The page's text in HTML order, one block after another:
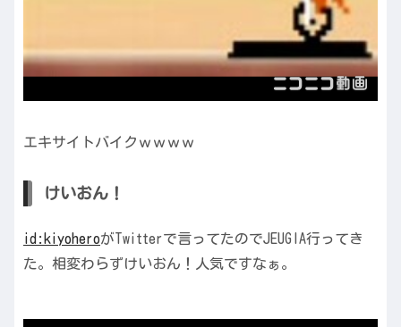
エキサイトバイクｗｗｗｗ
けいおん！
id:kiyoheroがTwitterで言ってたのでJEUGIA行ってき
た。相変わらずけいおん！人気ですなぁ。